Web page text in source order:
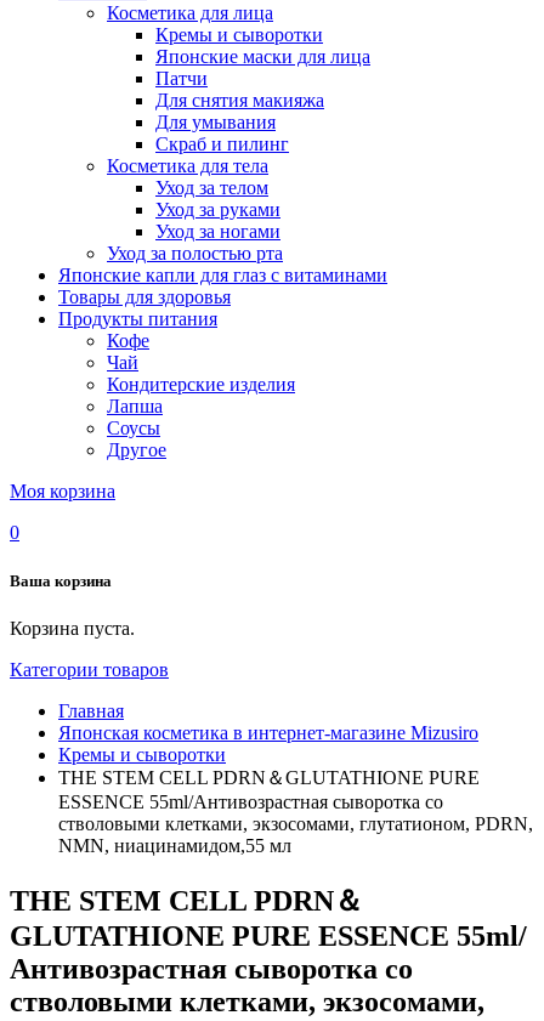
Косметика для лица
Кремы и сыворотки
Японские маски для лица
Патчи
Для снятия макияжа
Для умывания
Скраб и пилинг
Косметика для тела
Уход за телом
Уход за руками
Уход за ногами
Уход за полостью рта
Японские капли для глаз с витаминами
Товары для здоровья
Продукты питания
Кофе
Чай
Кондитерские изделия
Лапша
Соусы
Другое
Моя корзина
0
Ваша корзина
Корзина пуста.
Категории товаров
Главная
Японская косметика в интернет-магазине Mizusiro
Кремы и сыворотки
THE STEM CELL PDRN＆GLUTATHIONE PURE
ESSENCE 55ml/Антивозрастная сыворотка со
стволовыми клетками, экзосомами, глутатионом, PDRN,
NMN, ниацинамидом,55 мл
THE STEM CELL PDRN＆
GLUTATHIONE PURE ESSENCE 55ml/
Антивозрастная сыворотка со
стволовыми клетками, экзосомами,